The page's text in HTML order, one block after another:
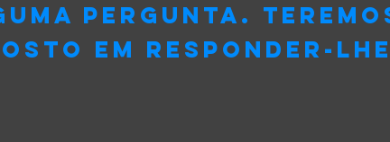
pergunta.
em responder-